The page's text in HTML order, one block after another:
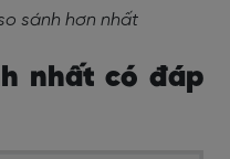
sánh hơn nhất
nhất có đáp